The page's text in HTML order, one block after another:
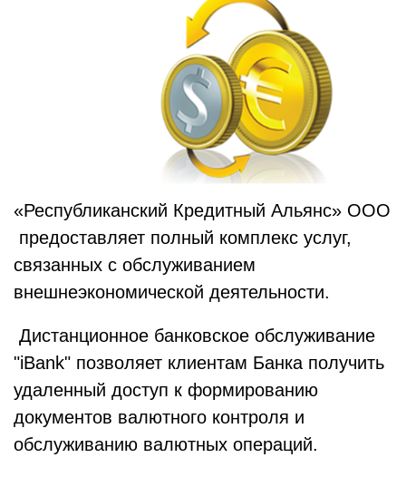
«Республиканский Кредитный Альянс» ООО
предоставляет полный комплекс услуг,
связанных с обслуживанием
внешнеэкономической деятельности.
Дистанционное банковское обслуживание
"iBank" позволяет клиентам Банка получить
удаленный доступ к формированию
документов валютного контроля и
обслуживанию валютных операций.